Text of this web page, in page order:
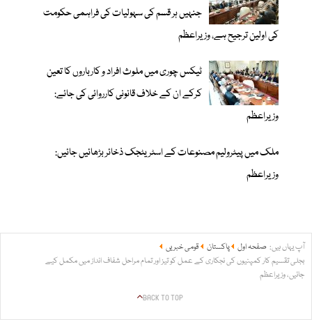
جنہیں ہر قسم کی سہولیات کی فراہمی حکومت
کی اولین ترجیح ہے، وزیراعظم
ٹیکس چوری میں ملوث افراد و کارباروں کا تعین
کرکے ان کے خلاف قانونی کارروائی کی جائے:
وزیراعظم
ملک میں پیٹرولیم مصنوعات کے اسٹریٹجک ذخائر بڑھائیں جائیں:
وزیراعظم
آپ یہاں ہیں: صفحہ اول پاکستان
قومی خبریں
بجلی تقسیم کار کمپنیوں کی نجکاری کے عمل کو تیز اور تمام مراحل شفاف انداز میں مکمل کیے
جائیں، وزیراعظم
BACK TO TOP